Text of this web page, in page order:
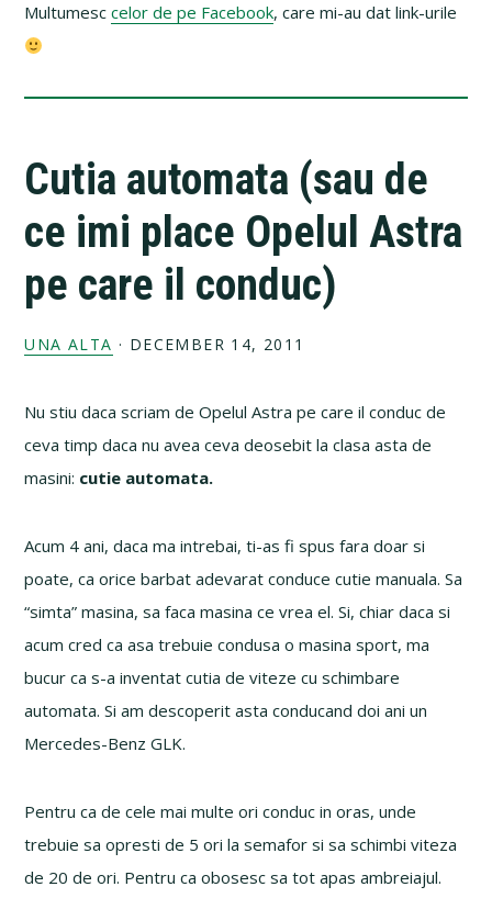
Multumesccelor de pe Facebook, care mi-au dat link-urile
Cutia automata (sau de
ce imi place Opelul Astra
pe care il conduc)
UNA ALTA · DECEMBER 14, 2011
Nu stiu daca scriam de Opelul Astra pe care il conduc de
ceva timp daca nu avea ceva deosebit la clasa asta de
masini: cutie automata.
Acum 4 ani, daca ma intrebai, ti-as fi spus fara doar si
poate, ca orice barbat adevarat conduce cutie manuala. Sa
“simta” masina, sa faca masina ce vrea el. Si, chiar daca si
acum cred ca asa trebuie condusa o masina sport, ma
bucur ca s-a inventat cutia de viteze cu schimbare
automata. Si am descoperit asta conducand doi ani un
Mercedes-Benz GLK.
Pentru ca de cele mai multe ori conduc in oras, unde
trebuie sa opresti de 5 ori la semafor si sa schimbi viteza
de 20 de ori. Pentru ca obosesc sa tot apas ambreiajul.